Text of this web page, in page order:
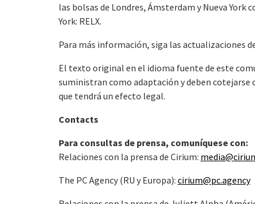
las bolsas de Londres, Ámsterdam y Nueva York
York: RELX.
Para más información, siga las actualizaciones
El texto original en el idioma fuente de este
suministran como adaptación y deben
que tendrá un efecto legal.
Contacts
Para consultas de prensa, comuníquese con:
Relaciones con la prensa de Cirium:
The PC Agency (RU y Europa): cirium@pc.agency